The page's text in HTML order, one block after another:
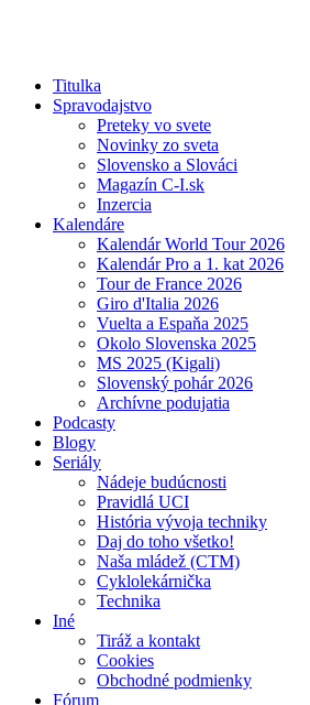
Titulka
Spravodajstvo
Preteky vo svete
Novinky zo sveta
Slovensko a Slováci
Magazín C-I.sk
Inzercia
Kalendáre
Kalendár World Tour 2026
Kalendár Pro a 1. kat 2026
Tour de France 2026
Giro d'Italia 2026
Vuelta a Espaňa 2025
Okolo Slovenska 2025
MS 2025 (Kigali)
Slovenský pohár 2026
Archívne podujatia
Podcasty
Blogy
Seriály
Nádeje budúcnosti
Pravidlá UCI
História vývoja techniky
Daj do toho všetko!
Naša mládež (CTM)
Cyklolekárnička
Technika
Iné
Tiráž a kontakt
Cookies
Obchodné podmienky
Fórum